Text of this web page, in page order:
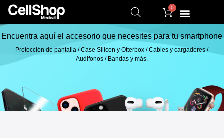
0
Encuentra aquí el accesorio que necesites para tu smartphone
Protección de pantalla / Case Silicon y Otterbox / Cables y cargadores /
Audifonos / Bandas y más.